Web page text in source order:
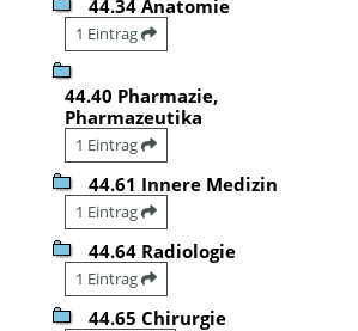
44.34 Anatomie
1 Eintrag
44.40 Pharmazie,
Pharmazeutika
1 Eintrag
44.61 Innere Medizin
1 Eintrag
44.64 Radiologie
1 Eintrag
44.65 Chirurgie